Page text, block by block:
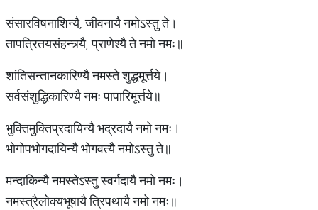
संसारविषनाशिन्यै, जीवनायै नमोऽस्तु ते।
तापत्रितयसंहन्त्र्यै, प्राणेश्यै ते नमो नमः॥
शांतिसन्तानकारिण्यै नमस्ते शुद्धमूर्त्तये।
सर्वसंशुद्धिकारिण्यै नमः पापारिमूर्त्तये॥
भुक्तिमुक्तिप्रदायिन्यै भद्रदायै नमो नमः।
भोगोपभोगदायिन्यै भोगवत्यै नमोऽस्तु ते॥
मन्दाकिन्यै नमस्तेऽस्तु स्वर्गदायै नमो नमः।
नमस्त्रैलोक्यभूषायै त्रिपथायै नमो नमः॥